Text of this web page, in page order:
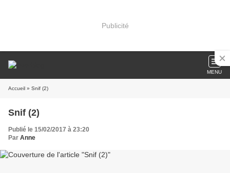
Publicité
MENU
Accueil » Snif (2)
Snif (2)
Publié le 15/02/2017 à 23:20
Par Anne